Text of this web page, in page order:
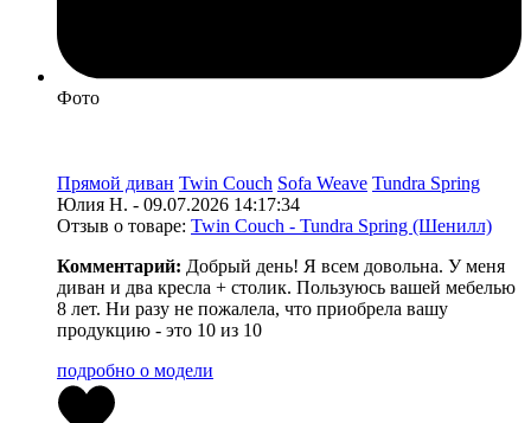
Фото
Прямой диван Twin Couch Sofa Weave Tundra Spring
Юлия Н. - 09.07.2026 14:17:34
Отзыв о товаре: Twin Couch - Tundra Spring (Шенилл)
Комментарий: Добрый день! Я всем довольна. У меня
диван и два кресла + столик. Пользуюсь вашей мебелью
8 лет. Ни разу не пожалела, что приобрела вашу
продукцию - это 10 из 10
подробно о модели